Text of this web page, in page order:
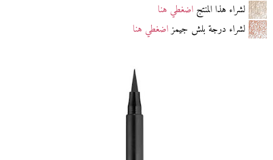
لشراء هذا المنتجاضغطي هنا
لشراء درجة بلش جيمزاضغطي هنا